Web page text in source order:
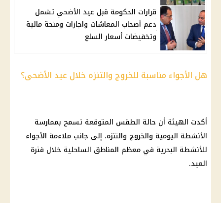
قرارات الحكومة قبل عيد الأضحي تشمل
دعم أصحاب المعاشات واجازات ومنحة مالية
وتخفيضات أسعار السلع
هل الأجواء مناسبة للخروج والتنزه خلال عيد الأضحى؟
أكدت الهيئة أن حالة الطقس المتوقعة تسمح بممارسة
الأنشطة اليومية والخروج والتنزه، إلى جانب ملاءمة الأجواء
للأنشطة البحرية في معظم المناطق الساحلية خلال فترة
العيد.